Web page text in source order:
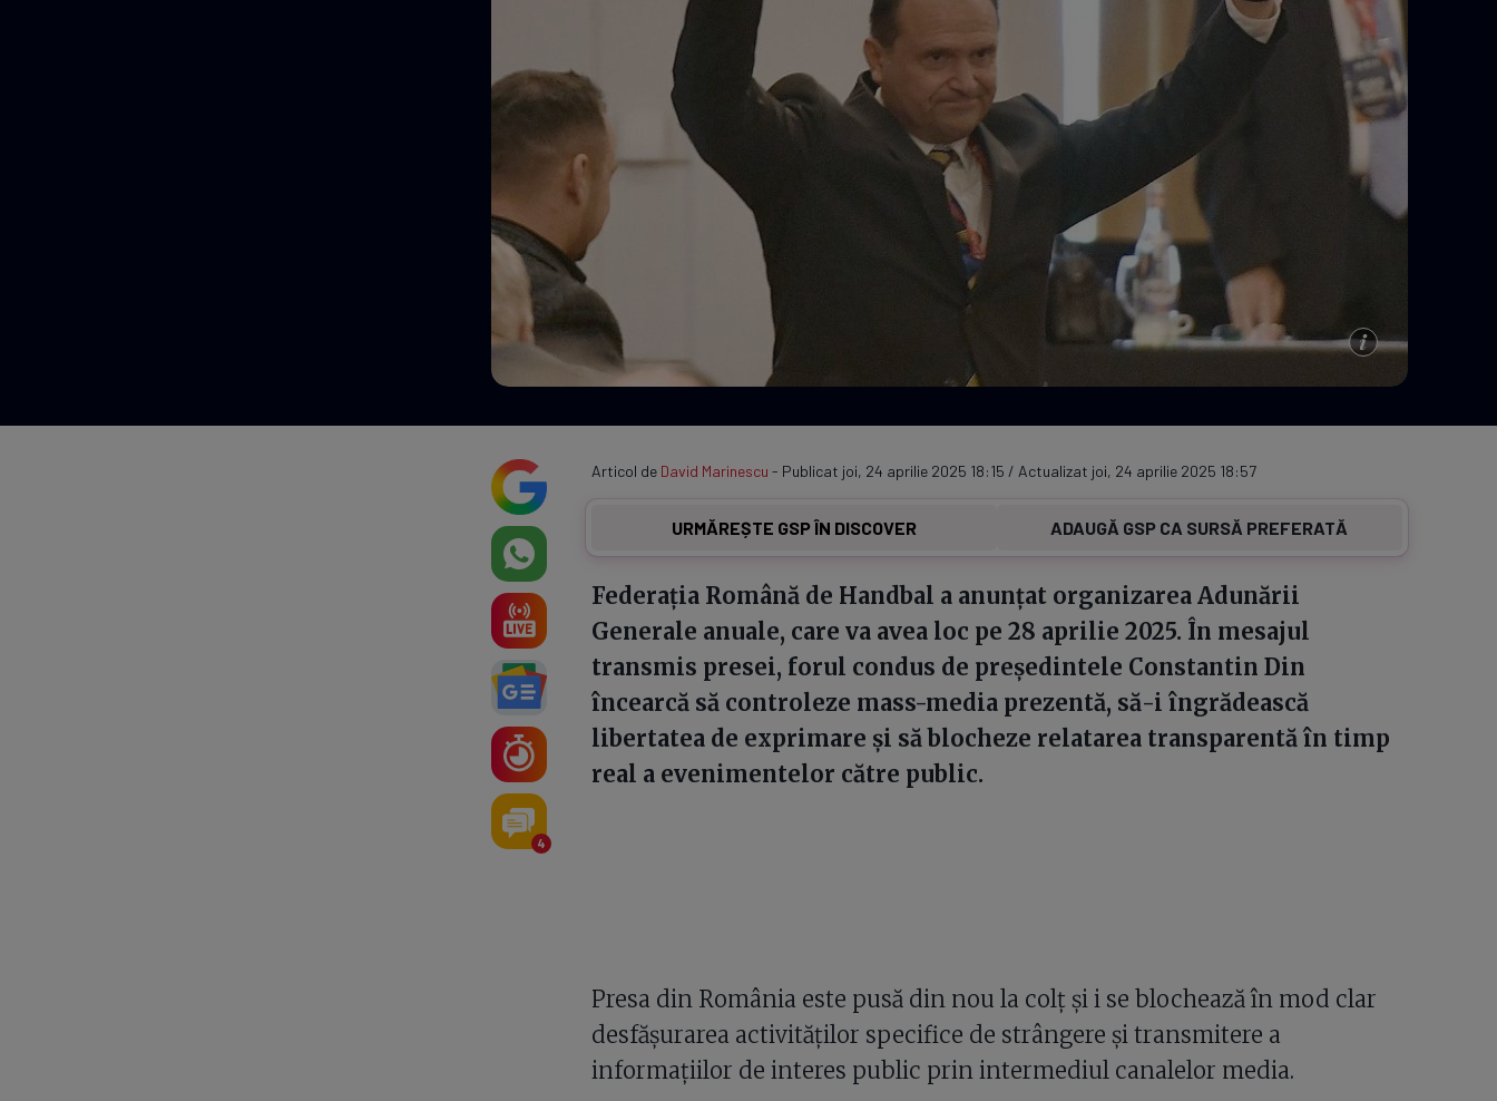
Echipe
Program TV
4
Articol de David Marinescu - Publicat joi, 24 aprilie 2025 18:15 / Actualizat joi, 24 aprilie 2025 18:57
URMĂREȘTE GSP ÎN DISCOVER ADAUGĂ GSP CA SURSĂ PREFERATĂ
Federația Română de Handbal a anunțat organizarea Adunării
Generale anuale, care va avea loc pe 28 aprilie 2025. În mesajul
transmis presei, forul condus de președintele Constantin Din
încearcă să controleze mass-media prezentă, să-i îngrădească
libertatea de exprimare și să blocheze relatarea transparentă în timp
real a evenimentelor către public.
Presa din România este pusă din nou la colț și i se blochează în mod clar
desfășurarea activităților specifice de strângere și transmitere a
informațiilor de interes public prin intermediul canalelor media.